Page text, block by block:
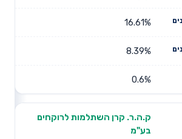
16.61%
8.39%
0.6%
ק.ה.ר. קרן השתלמות לרוקחים
בע"מ